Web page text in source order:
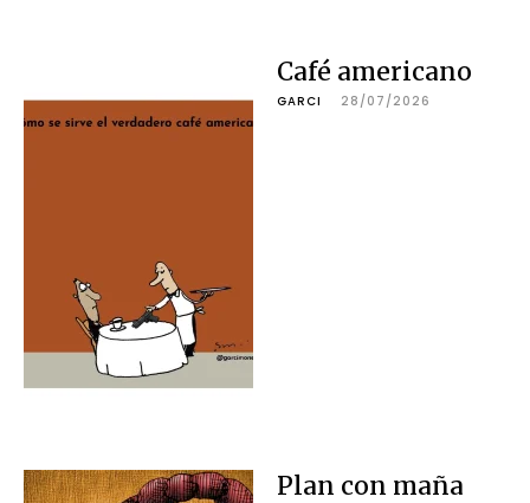
Café americano
GARCI 28/07/2026
Plan con maña